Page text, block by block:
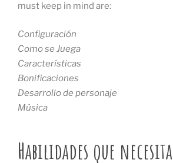
must keep in mind are:
Configuración
Como se Juega
Características
Bonificaciones
Desarrollo de personaje
Música
Habilidades que